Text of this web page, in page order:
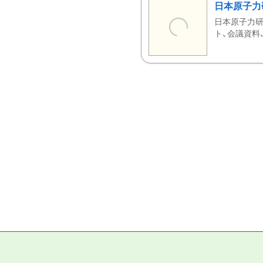
日本原子
日本原子力
ト、会議資